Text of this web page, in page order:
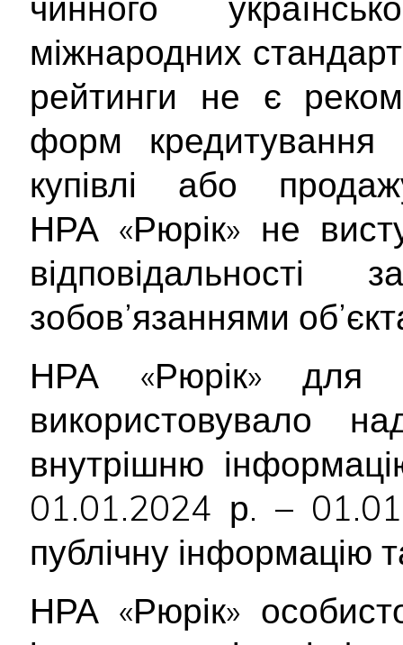
міжнародних
рейтинги не є
форм кредитування
купівлі або
НРА «Рюрік» не
зобов’язаннями
НРА «Рюрік» для
використовувало
внутрішню
01.01.2024 р. –
публічну інформацію
НРА «Рюрік»